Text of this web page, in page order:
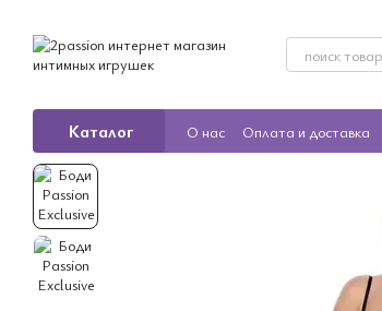
Каталог О нас Оплата и доставка